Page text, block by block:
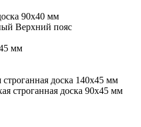
90х40 мм
Верхний пояс
мм
доска 140х45 мм
строганная доска 90х45 мм